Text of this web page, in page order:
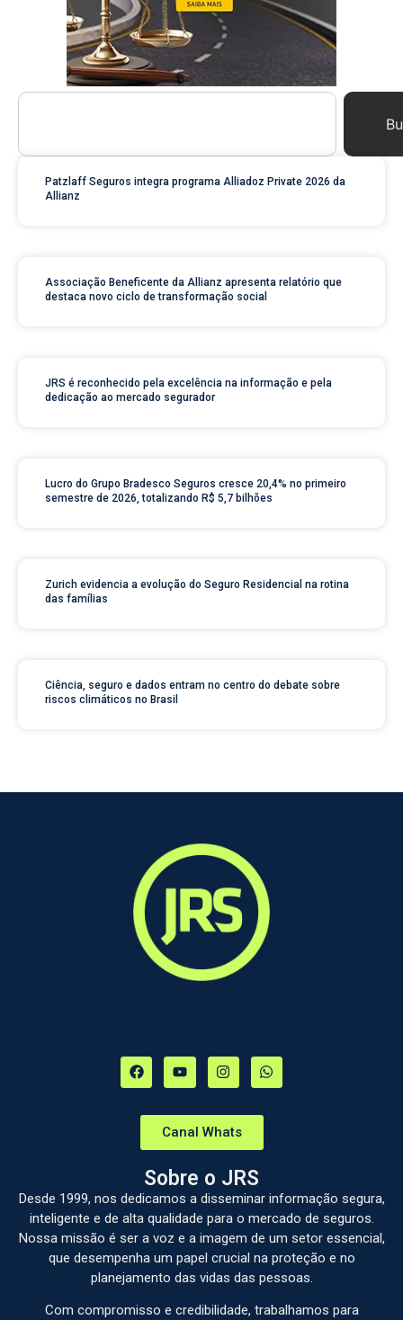
Patzlaff Seguros integra programa Alliadoz Private 2026 da
Allianz
Associação Beneficente da Allianz apresenta relatório que
destaca novo ciclo de transformação social
JRS é reconhecido pela excelência na informação e pela
dedicação ao mercado segurador
Lucro do Grupo Bradesco Seguros cresce 20,4% no primeiro
semestre de 2026, totalizando R$ 5,7 bilhões
Zurich evidencia a evolução do Seguro Residencial na rotina
das famílias
Ciência, seguro e dados entram no centro do debate sobre
riscos climáticos no Brasil
Canal Whats
Sobre o JRS
Desde 1999, nos dedicamos a disseminar informação segura,
inteligente e de alta qualidade para o mercado de seguros.
Nossa missão é ser a voz e a imagem de um setor essencial,
que desempenha um papel crucial na proteção e no
planejamento das vidas das pessoas.
Com compromisso e credibilidade, trabalhamos para